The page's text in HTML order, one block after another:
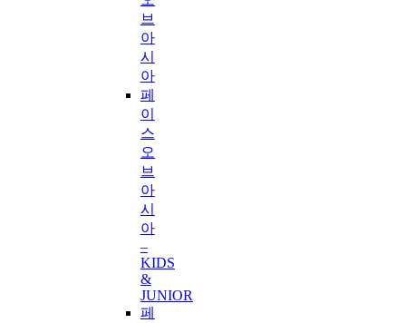
브
아
시
아
페
이
스
오
브
아
시
아
–
KIDS
&
JUNIOR
페